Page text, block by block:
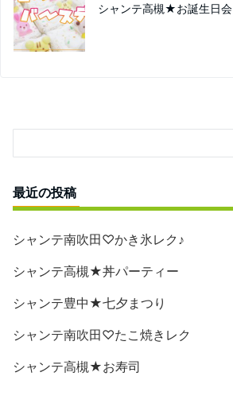
シャンテ高槻★お誕生日会
最近の投稿
シャンテ南吹田♡かき氷レク♪
シャンテ高槻★丼パーティー
シャンテ豊中★七夕まつり
シャンテ南吹田♡たこ焼きレク
シャンテ高槻★お寿司